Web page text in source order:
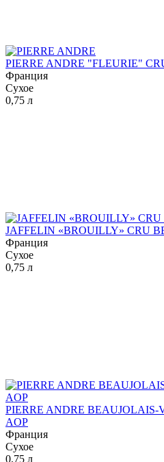
PIERRE ANDRE "FLEURIE"
Франция
Сухое
0,75 л
JAFFELIN «BROUILLY» CRU
Франция
Сухое
0,75 л
PIERRE ANDRE
AOP
Франция
Сухое
0,75 л